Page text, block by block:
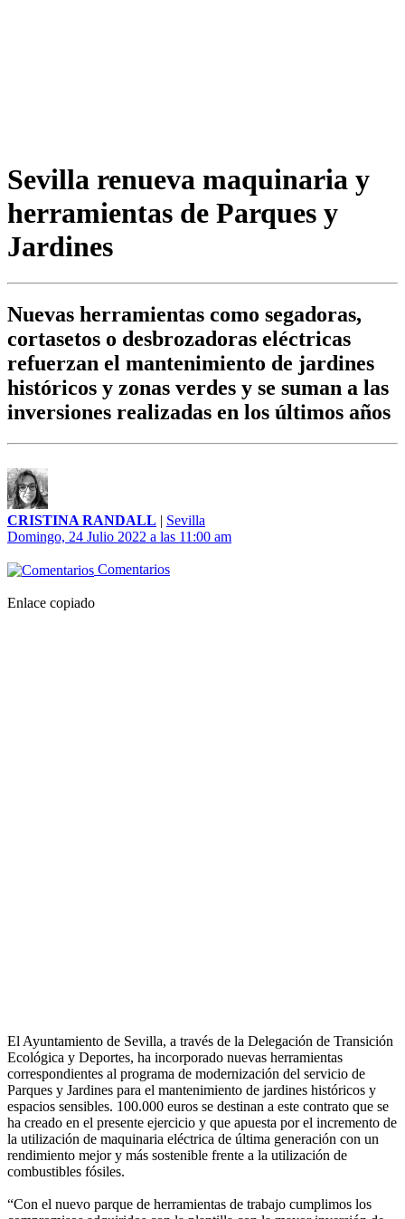
Sevilla renueva maquinaria y
herramientas de Parques y
Jardines
Nuevas herramientas como segadoras,
cortasetos o desbrozadoras eléctricas
refuerzan el mantenimiento de jardines
históricos y zonas verdes y se suman a las
inversiones realizadas en los últimos años
CRISTINA RANDALL | Sevilla
Domingo, 24 Julio 2022 a las 11:00 am
Comentarios
Enlace copiado
El Ayuntamiento de Sevilla, a través de la Delegación de Transición
Ecológica y Deportes, ha incorporado nuevas herramientas
correspondientes al programa de modernización del servicio de
Parques y Jardines para el mantenimiento de jardines históricos y
espacios sensibles. 100.000 euros se destinan a este contrato que se
ha creado en el presente ejercicio y que apuesta por el incremento de
la utilización de maquinaria eléctrica de última generación con un
rendimiento mejor y más sostenible frente a la utilización de
combustibles fósiles.
“Con el nuevo parque de herramientas de trabajo cumplimos los